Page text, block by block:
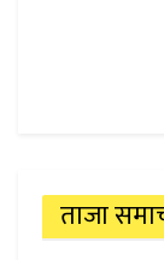
ताजा